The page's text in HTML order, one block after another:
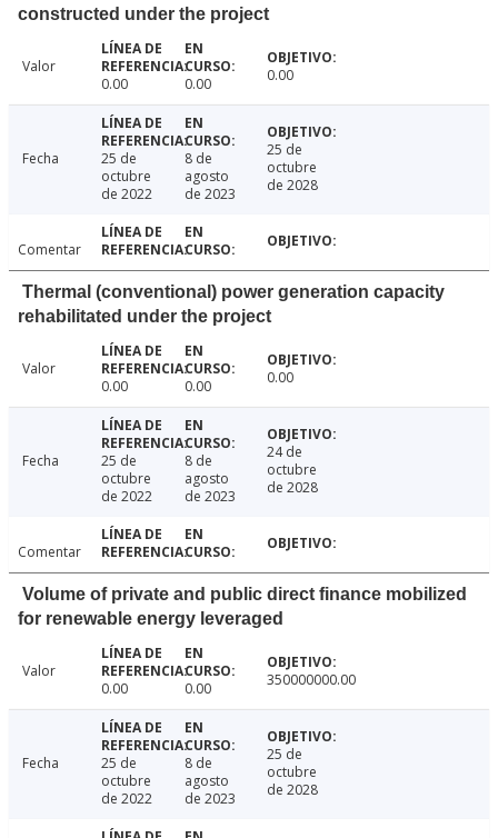
constructed under the project
Valor
0.00
0.00 0.00
Fecha
25 de
octubre
de 2022
8 de
agosto
de 2023
25 de
octubre
de 2028
Comentar
Thermal (conventional) power generation capacity
rehabilitated under the project
Valor
0.00
0.00 0.00
Fecha
25 de
octubre
de 2022
8 de
agosto
de 2023
24 de
octubre
de 2028
Comentar
Volume of private and public direct finance mobilized
for renewable energy leveraged
Valor
0.00
0.00 350000000.00
Fecha
25 de
octubre
de 2022
8 de
agosto
de 2023
25 de
octubre
de 2028